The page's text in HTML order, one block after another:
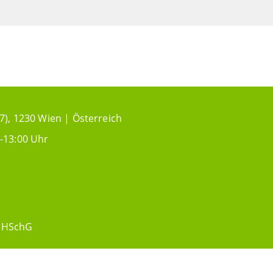
1230 Wien | Österreich
Uhr
HSchG